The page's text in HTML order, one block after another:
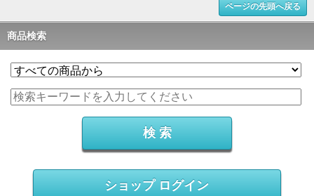
ページの先頭へ戻る
商品検索
ショップ ログイン